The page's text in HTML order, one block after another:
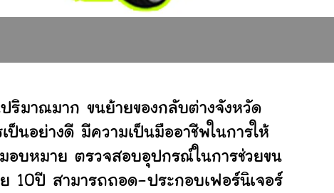
มาณมาก ขนย้ายของกลับต่างจังหวัด
นอย่างดี มีความเป็นมืออาชีพในการให้
อบหมาย ตรวจสอบอุปกรณ์ในการช่วยขน
10ปี สามารถถอด-ประกอบเฟอร์นิเจอร์